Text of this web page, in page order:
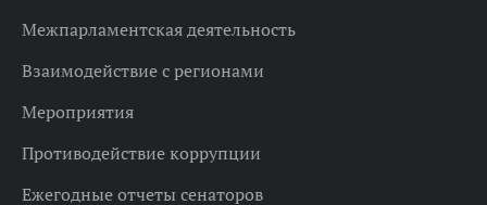
Межпарламентская деятельность
Взаимодействие с регионами
Мероприятия
Противодействие коррупции
Ежегодные отчеты сенаторов